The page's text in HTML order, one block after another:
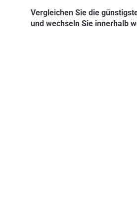
Vergleichen Sie die
und wechseln Sie innerhalb